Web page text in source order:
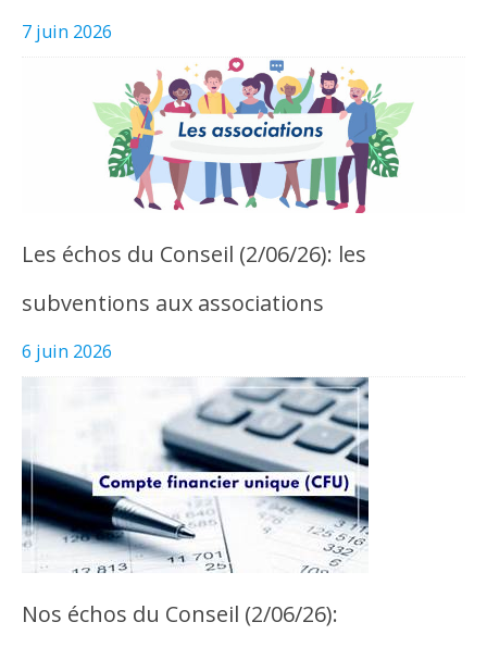
7 juin 2026
Les échos du Conseil (2/06/26): les
subventions aux associations
6 juin 2026
Nos échos du Conseil (2/06/26):